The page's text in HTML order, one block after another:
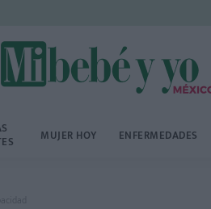
MUJER HOY ENFERMEDADES